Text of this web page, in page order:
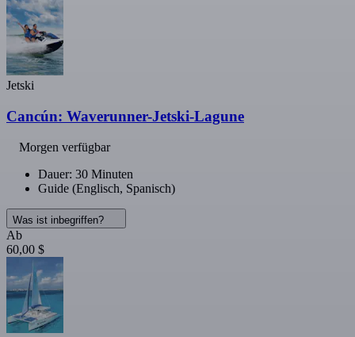
Jetski
Cancún: Waverunner-Jetski-Lagune
Morgen verfügbar
Dauer: 30 Minuten
Guide (Englisch, Spanisch)
Was ist inbegriffen?
Ab
60,00 $